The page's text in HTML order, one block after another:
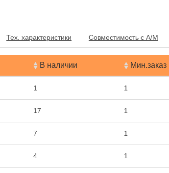
Тех. характеристики Совместимость с А/М
В наличии Мин.заказ
1 1
17 1
7 1
4 1